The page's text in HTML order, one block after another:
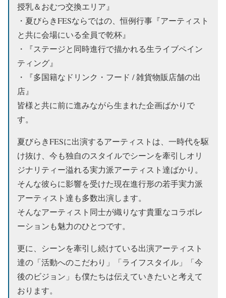
授乳＆おむつ交換エリア』
・夏びらきFESならではの、恒例行事『アーティスト
と共に会場にいる全員で乾杯』
・『ステージと同時進行で描かれる生ライブペイン
ティング』
・『多国籍なドリンク・フード / 雑貨物販店舗の出
店』
皆様と共に前に進みながら生まれた企画ばかりで
す。
夏びらきFESに出演するアーティストは、一時代を駆
け抜け、今も独自のスタイルでシーンを牽引しオリ
ジナリティー溢れる実力派アーティスト達ばかり。
そんな彼らに影響を受けた現在進行形の若手実力派
アーティスト達も多数出演します。
そんなアーティスト同士が織りなす貴重なコラボレ
ーションも魅力のひとつです。
更に、シーンを牽引し続けている出演アーティスト
達の「活動へのこだわり」「ライフスタイル」「今
後のビジョン」も僕たちは伝えていきたいと考えて
おります。